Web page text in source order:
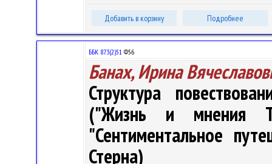
Добавить в корзину Подробнее
ББК 87.3(2)51 Ф56
Банах, Ирина
Структура
("Жизнь и мнения
"Сентиментальное
Стерна)